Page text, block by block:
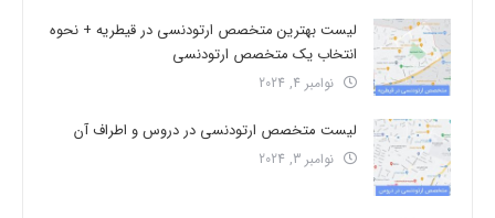
لیست بهترین متخصص ارتودنسی در قیطریه + نحوه
انتخاب یک متخصص ارتودنسی
نوامبر 4, 2024
لیست متخصص ارتودنسی در دروس و اطراف آن
نوامبر 3, 2024